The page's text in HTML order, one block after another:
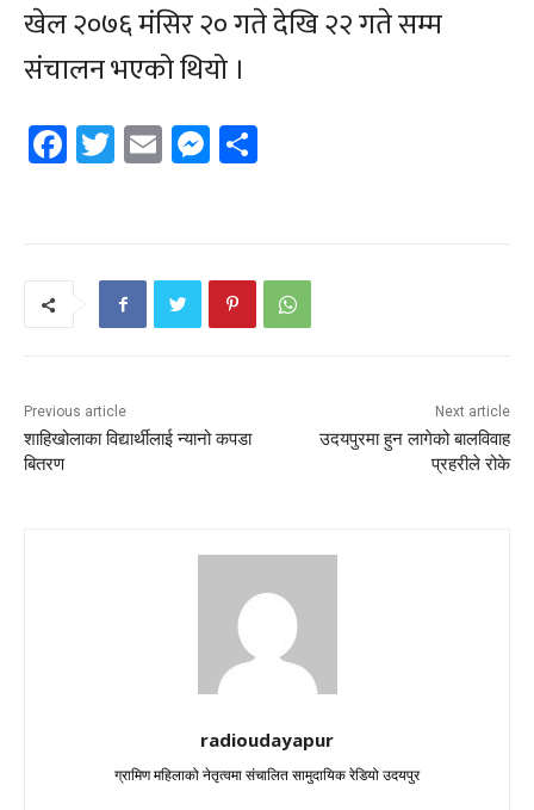
खेल २०७६ मंसिर २० गते देखि २२ गते सम्म
संचालन भएको थियो ।
Facebook
Twitter
EmailMessenger
Previous article
शाहिखोलाका विद्यार्थीलाई न्यानो कपडा
बितरण
Next article
उदयपुरमा हुन लागेको बालविवाह
प्रहरीले रोके
radioudayapur
ग्रामिण महिलाको नेतृत्वमा संचालित सामुदायिक रेडियो उदयपुर